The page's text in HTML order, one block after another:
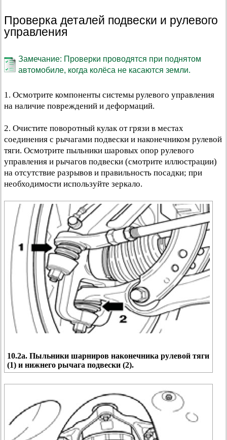
Проверка деталей подвески и рулевого
управления
Замечание: Проверки проводятся при поднятом
автомобиле, когда колёса не касаются земли.
1. Осмотрите компоненты системы рулевого управления
на наличие повреждений и деформаций.
2. Очистите поворотный кулак от грязи в местах
соединения с рычагами подвески и наконечником рулевой
тяги. Осмотрите пыльники шаровых опор рулевого
управления и рычагов подвески (смотрите иллюстрации)
на отсутствие разрывов и правильность посадки; при
необходимости используйте зеркало.
10.2а. Пыльники шарниров наконечника рулевой тяги
(1) и нижнего рычага подвески (2).